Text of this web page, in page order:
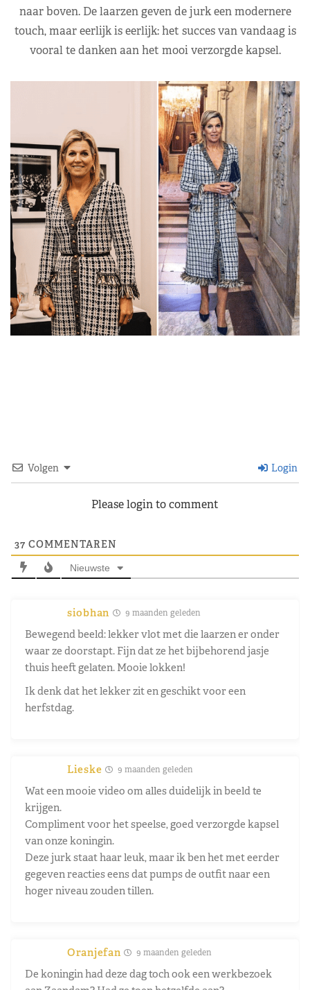
naar boven. De laarzen geven de jurk een modernere
touch, maar eerlijk is eerlijk: het succes van vandaag is
vooral te danken aan het mooi verzorgde kapsel.
Volgen Login
Please login to comment
37 COMMENTAREN
Nieuwste
siobhan 9 maanden geleden
Bewegend beeld: lekker vlot met die laarzen er onder
waar ze doorstapt. Fijn dat ze het bijbehorend jasje
thuis heeft gelaten. Mooie lokken!
Ik denk dat het lekker zit en geschikt voor een
herfstdag.
Lieske 9 maanden geleden
Wat een mooie video om alles duidelijk in beeld te
krijgen.
Compliment voor het speelse, goed verzorgde kapsel
van onze koningin.
Deze jurk staat haar leuk, maar ik ben het met eerder
gegeven reacties eens dat pumps de outfit naar een
hoger niveau zouden tillen.
Oranjefan 9 maanden geleden
De koningin had deze dag toch ook een werkbezoek